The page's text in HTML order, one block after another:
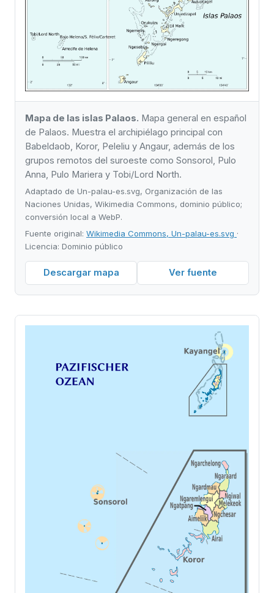
Mapa de las islas Palaos. Mapa general en español
de Palaos. Muestra el archipiélago principal con
Babeldaob, Koror, Peleliu y Angaur, además de los
grupos remotos del suroeste como Sonsorol, Pulo
Anna, Pulo Mariera y Tobi/Lord North.
Adaptado de Un-palau-es.svg, Organización de las
Naciones Unidas, Wikimedia Commons, dominio público;
conversión local a WebP.
Fuente original: Wikimedia Commons, Un-palau-es.svg ·
Licencia: Dominio público
Descargar mapa Ver fuente